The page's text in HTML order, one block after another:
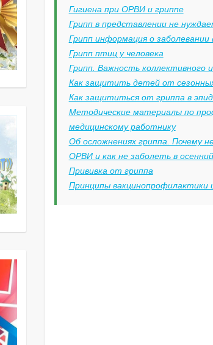
Гигиена при ОРВИ и гриппе
Грипп в представлении не
Грипп информация о
Грипп птиц у человека
Грипп. Важность коллективного
Как защитить детей от
Как защититься от гриппа в
Методические материалы по
медицинскому работнику
Об осложнениях гриппа. Почему
ОРВИ и как не заболеть в
Прививка от гриппа
Принципы вакцинопрофилактики